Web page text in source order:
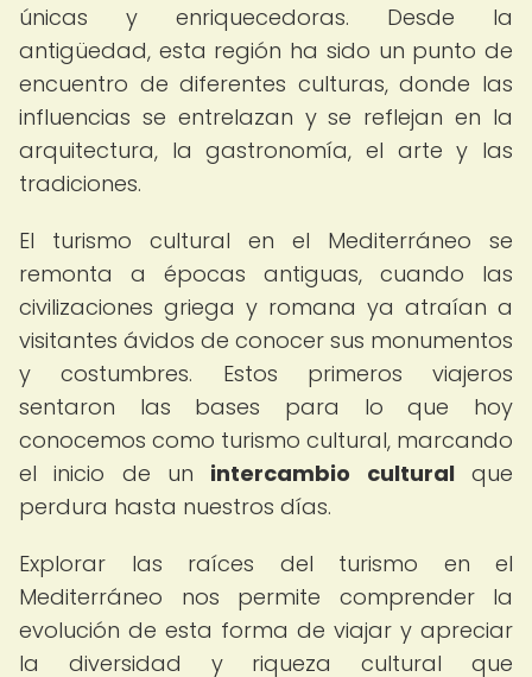
únicas y enriquecedoras. Desde la
antigüedad, esta región ha sido un punto de
encuentro de diferentes culturas, donde las
influencias se entrelazan y se reflejan en la
arquitectura, la gastronomía, el arte y las
tradiciones.
El turismo cultural en el Mediterráneo se
remonta a épocas antiguas, cuando las
civilizaciones griega y romana ya atraían a
visitantes ávidos de conocer sus monumentos
y costumbres. Estos primeros viajeros
sentaron las bases para lo que hoy
conocemos como turismo cultural, marcando
el inicio de un intercambio culturalque
perdura hasta nuestros días.
Explorar las raíces del turismo en el
Mediterráneo nos permite comprender la
evolución de esta forma de viajar y apreciar
la diversidad y riqueza cultural que